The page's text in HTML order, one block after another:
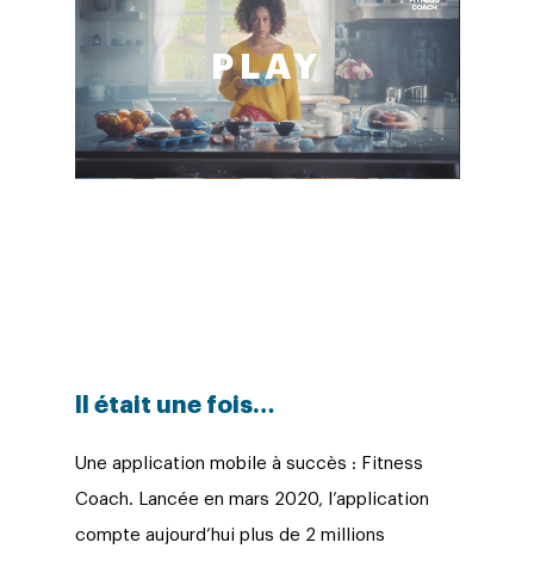
Il était une fois…
Une application mobile à succès : Fitness
Coach. Lancée en mars 2020, l’application
compte aujourd’hui plus de 2 millions